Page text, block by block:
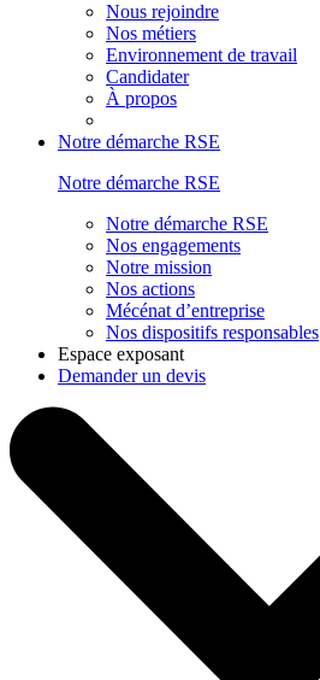
Nous rejoindre
Nos métiers
Environnement de travail
Candidater
À propos
Notre démarche RSE
Notre démarche RSE
Notre démarche RSE
Nos engagements
Notre mission
Nos actions
Mécénat d’entreprise
Nos dispositifs responsables
Espace exposant
Demander un devis